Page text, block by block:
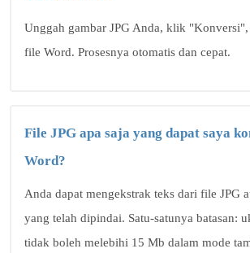
Unggah gambar JPG Anda, klik
file Word. Prosesnya otomatis dan cepat.
File JPG apa saja yang dapat saya
Word?
Anda dapat mengekstrak teks dari file JPG
yang telah dipindai. Satu-satunya batasan:
tidak boleh melebihi 15 Mb dalam mode